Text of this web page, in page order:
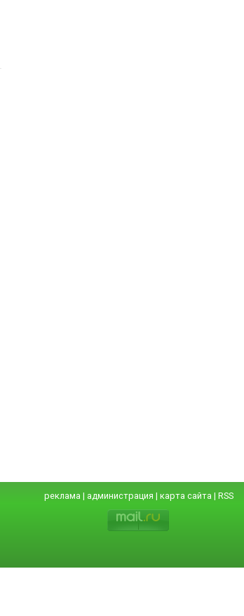
реклама | администрация | карта сайта | RSS